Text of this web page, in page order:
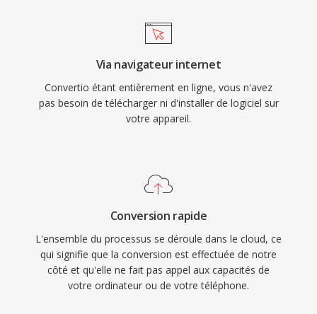
Via navigateur internet
Convertio étant entièrement en ligne, vous n'avez
pas besoin de télécharger ni d'installer de logiciel sur
votre appareil.
Conversion rapide
L'ensemble du processus se déroule dans le cloud, ce
qui signifie que la conversion est effectuée de notre
côté et qu'elle ne fait pas appel aux capacités de
votre ordinateur ou de votre téléphone.